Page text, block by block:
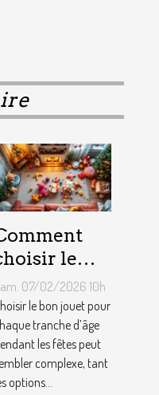
le
idéal
chaque
lors des
?
07/02/2026 10h
le bon jouet pour
tranche d’âge
les fêtes peut
complexe, tant
options...